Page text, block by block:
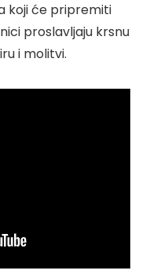
koji će pripremiti
proslavljaju krsnu
i molitvi.